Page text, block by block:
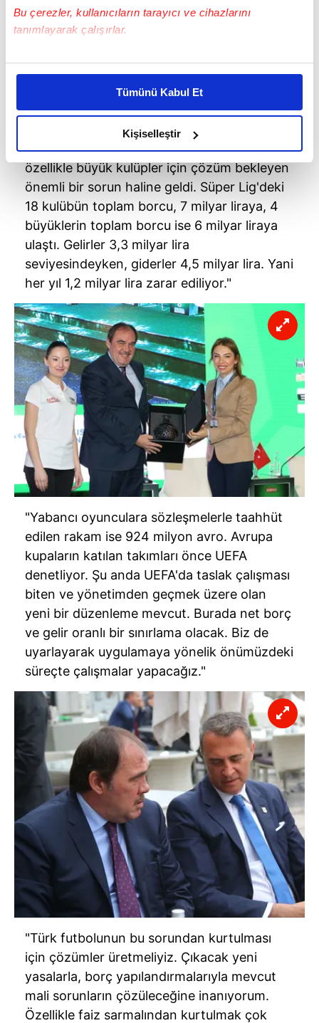
Bu çerezler, kullanıcıların tarayıcı ve cihazlarını
tanımlayarak çalışırlar.
Bu çerezlere izin vermeniz halinde sizlere özel
daha iyi reklam deneyimi yaşatabiliriz. Bunu yaparken
amacımızın size daha iyi bir reklam deneyimi sunmak
olduğunu ve sizlere en iyi içerikleri sunabilmek adına
elimizden gelen çabayı gösterdiğimizi ve bu noktada,
reklamların maliyetlerimizi karşılamak noktasında tek gelir
kalemimiz olduğunu sizlere hatırlatmak isteriz.
Her halükârda, kullanıcılar, bu çerezlere izin vermedikleri
takdirde, kullanıcılara hedefli reklamlar
gösterilmeyecektir."
Sizlere daha iyi bir hizmet sunabilmek için İnternet
Sitemizde kendimize ve üçüncü kişilere ait çerezler
kullanılmaktadır. Bu çerezler vasıtasıyla çeşitli kişisel
verileriniz işlenmekte olup gerekli olan çerezler bilgi
toplumu hizmetlerinin sunulması amacıyla
kullanılmaktadır. Diğer çerezler, sitemizin daha işlevsel
kılınması ve kişiselleştirilmesi ve sizlere yönelik
reklam/pazarlama faaliyetlerinin yapılması, amaçlarıyla
sınırlı olarak açık rızanız dahilinde kullanılacaktır.
Çerezlere ilişkin tercihlerinizi aşağıda yer alan panel
vasıtasıyla belirleyebilirsiniz. Çerezlere ilişkin detaylı bilgi
için Ayarlar butonuna tıklayabilir,
Çerez Bilgilendirme
6698 sayılı Kişisel Verilerin Korunması Kanunu uyarınca
hazırlanmış Aydınlatma Metnimizi okumak ve sitemizde
ilgili mevzuata uygun olarak kullanılan çerezlerle ilgili bilgi
almak için lütfentıklayınız.
Tümünü Kabul Et
Kişiselleştir
"Maalesef büyümenin getirdiği borçlanma,
özellikle büyük kulüpler için çözüm bekleyen
önemli bir sorun haline geldi. Süper Lig'deki
18 kulübün toplam borcu, 7 milyar liraya, 4
büyüklerin toplam borcu ise 6 milyar liraya
ulaştı. Gelirler 3,3 milyar lira
seviyesindeyken, giderler 4,5 milyar lira. Yani
her yıl 1,2 milyar lira zarar ediliyor."
"Yabancı oyunculara sözleşmelerle taahhüt
edilen rakam ise 924 milyon avro. Avrupa
kupaların katılan takımları önce UEFA
denetliyor. Şu anda UEFA'da taslak çalışması
biten ve yönetimden geçmek üzere olan
yeni bir düzenleme mevcut. Burada net borç
ve gelir oranlı bir sınırlama olacak. Biz de
uyarlayarak uygulamaya yönelik önümüzdeki
süreçte çalışmalar yapacağız."
"Türk futbolunun bu sorundan kurtulması
için çözümler üretmeliyiz. Çıkacak yeni
yasalarla, borç yapılandırmalarıyla mevcut
mali sorunların çözüleceğine inanıyorum.
Özellikle faiz sarmalından kurtulmak çok